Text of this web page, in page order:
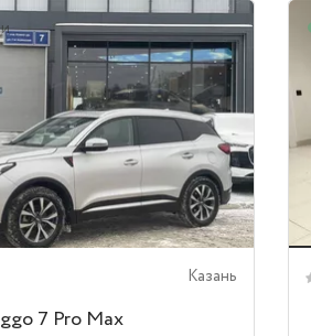
Казань
7 Pro Max